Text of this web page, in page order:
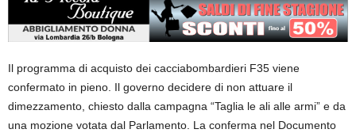
Il programma di acquisto dei cacciabombardieri F35 viene
confermato in pieno. Il governo decidere di non attuare il
dimezzamento, chiesto dalla campagna “Taglia le ali alle armi” e da
una mozione votata dal Parlamento. La conferma nel Documento